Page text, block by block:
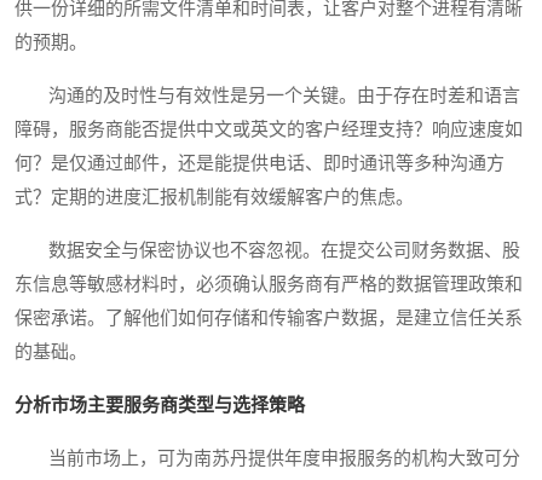
供一份详细的所需文件清单和时间表，让客户对整个进程有清晰
的预期。
沟通的及时性与有效性是另一个关键。由于存在时差和语言
障碍，服务商能否提供中文或英文的客户经理支持？响应速度如
何？是仅通过邮件，还是能提供电话、即时通讯等多种沟通方
式？定期的进度汇报机制能有效缓解客户的焦虑。
数据安全与保密协议也不容忽视。在提交公司财务数据、股
东信息等敏感材料时，必须确认服务商有严格的数据管理政策和
保密承诺。了解他们如何存储和传输客户数据，是建立信任关系
的基础。
分析市场主要服务商类型与选择策略
当前市场上，可为南苏丹提供年度申报服务的机构大致可分